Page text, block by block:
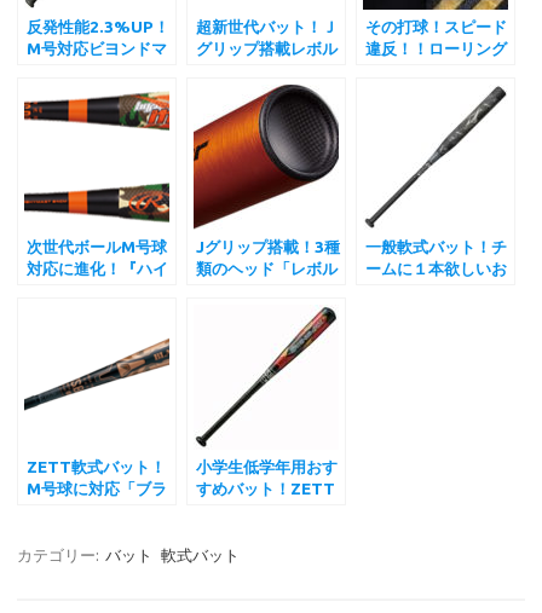
反発性能2.3%UP！
M号対応ビヨンドマ
超新世代バット！Ｊ
グリップ搭載レボル
その打球！スピード
違反！！ローリング
次世代ボールM号球
対応に進化！『ハイ
Jグリップ搭載！3種
類のヘッド「レボル
一般軟式バット！チ
ームに１本欲しいお
ZETT軟式バット！
M号球に対応「ブラ
小学生低学年用おす
すめバット！ZETT
カテゴリー: バット 軟式バット